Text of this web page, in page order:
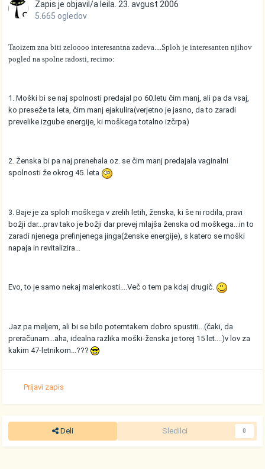
Zapis je objavil/a leila. 23. avgust 2006
5.665 ogledov
Taoizem zna biti zeloooo interesantna zadeva....Sploh je interesanten njihov
pogled na spolne radosti, recimo:
1. Moški bi se naj spolnosti predajal po 60.letu čim manj, ali pa da vsaj,
ko preseže ta leta, čim manj ejakulira(verjetno je jasno, da to zaradi
prevelike izgube energije, ki moškega totalno izčrpa)
2. Ženska bi pa naj prenehala oz. se čim manj predajala vaginalni
spolnosti že okrog 45. leta
3. Baje je za sploh moškega v zrelih letih, ženska, ki še ni rodila, pravi
božji dar...prav tako je božji dar prevej mlajša ženska od moškega...in to
zaradi njenega prefinjenega jinga(ženske energije), s katero se moški
napaja in revitalizira...
Evo, to je samo nekaj malenkosti....Več o tem pa kdaj drugič.
Jaz pa meljem, ali bi se bilo potemtakem dobro spustiti...(čaki, da
preračunam...aha, idealna razlika moški-ženska je torej 15 let....)v lov za
kakim 47-letnikom...???
Prijavi zapis
Deli Sledilci 0